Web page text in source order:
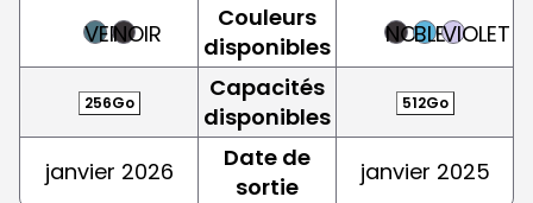
VERTNOIR
Couleurs
disponibles
NOIRBLEUVIOLET
256Go
Capacités
disponibles
512Go
janvier 2026
Date de
sortie
janvier 2025